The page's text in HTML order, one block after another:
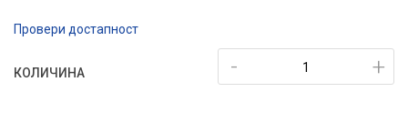
Провери достапност
КОЛИЧИНА +
-